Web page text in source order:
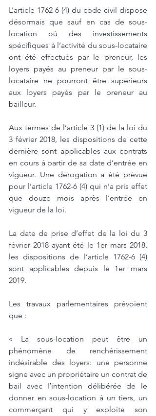
L’article 1762-6 (4) du code civil dispose
désormais que sauf en cas de sous-
location où des investissements
spécifiques à l’activité du sous-locataire
ont été effectués par le preneur, les
loyers payés au preneur par le sous-
locataire ne pourront être supérieurs
aux loyers payés par le preneur au
bailleur.
Aux termes de l’article 3 (1) de la loi du
3 février 2018, les dispositions de cette
dernière sont applicables aux contrats
en cours à partir de sa date d’entrée en
vigueur. Une dérogation a été prévue
pour l’article 1762-6 (4) qui n’a pris effet
que douze mois après l’entrée en
vigueur de la loi.
La date de prise d’effet de la loi du 3
février 2018 ayant été le 1er mars 2018,
les dispositions de l’article 1762-6 (4)
sont applicables depuis le 1er mars
2019.
Les travaux parlementaires prévoient
que :
« La sous-location peut être un
phénomène de renchérissement
indésirable des loyers: une personne
signe avec un propriétaire un contrat de
bail avec l’intention délibérée de le
donner en sous-location à un tiers, un
commerçant qui y exploite son